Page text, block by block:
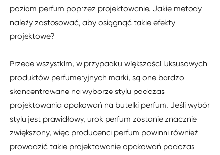
poziom perfum poprzez projektowanie. Jakie metody
należy zastosować, aby osiągnąć takie efekty
projektowe?
Przede wszystkim, w przypadku większości luksusowych
produktów perfumeryjnych marki, są one bardzo
skoncentrowane na wyborze stylu podczas
projektowania opakowań na butelki perfum. Jeśli wybór
stylu jest prawidłowy, urok perfum zostanie znacznie
zwiększony, więc producenci perfum powinni również
prowadzić takie projektowanie opakowań podczas